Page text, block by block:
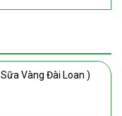
Vàng Đài Loan )